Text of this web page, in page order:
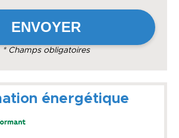
* Champs obligatoires
énergétique